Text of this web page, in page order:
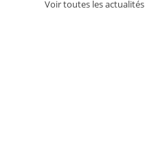
Voir toutes les actualités